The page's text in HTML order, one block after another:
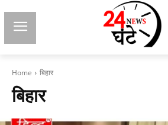
Home बिहार
बिहार